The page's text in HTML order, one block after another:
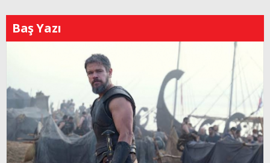
Baş Yazı